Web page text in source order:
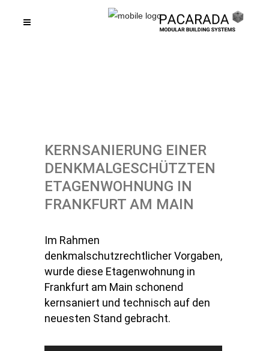
KERNSANIERUNG EINER
DENKMALGESCHÜTZTEN
ETAGENWOHNUNG IN
FRANKFURT AM MAIN
Im Rahmen
denkmalschutzrechtlicher Vorgaben,
wurde diese Etagenwohnung in
Frankfurt am Main schonend
kernsaniert und technisch auf den
neuesten Stand gebracht.